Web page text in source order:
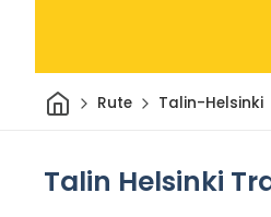
DomRute Talin-Helsinki
Talin Helsinki